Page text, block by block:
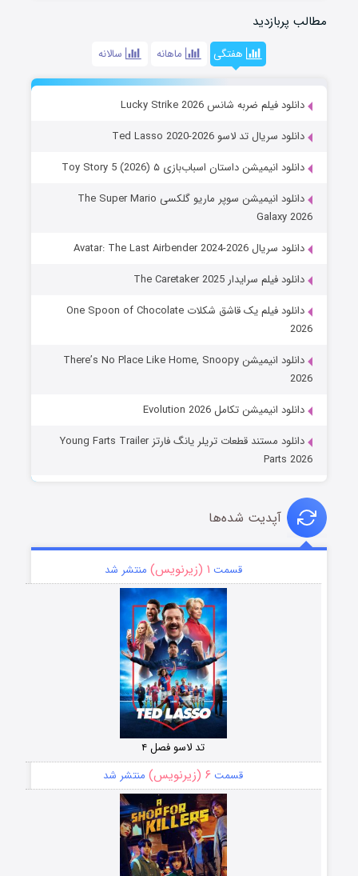
مطالب پربازدید
هفتگی ماهانه سالانه
دانلود فیلم ضربه شانس Lucky Strike 2026
دانلود سریال تد لاسو Ted Lasso 2020-2026
دانلود انیمیشن داستان اسباب‌بازی ۵ Toy Story 5 (2026)
دانلود انیمیشن سوپر ماریو گلکسی The Super Mario
Galaxy 2026
دانلود سریال Avatar: The Last Airbender 2024-2026
دانلود فیلم سرایدار The Caretaker 2025
دانلود فیلم یک قاشق شکلات One Spoon of Chocolate
2026
دانلود انیمیشن There’s No Place Like Home, Snoopy
2026
دانلود انیمیشن تکامل Evolution 2026
دانلود مستند قطعات تریلر یانگ فارتز Young Farts Trailer
Parts 2026
آپدیت شده‌ها
قسمت ۱ (زیرنویس) منتشر شد
تد لاسو فصل ۴
قسمت ۶ (زیرنویس) منتشر شد